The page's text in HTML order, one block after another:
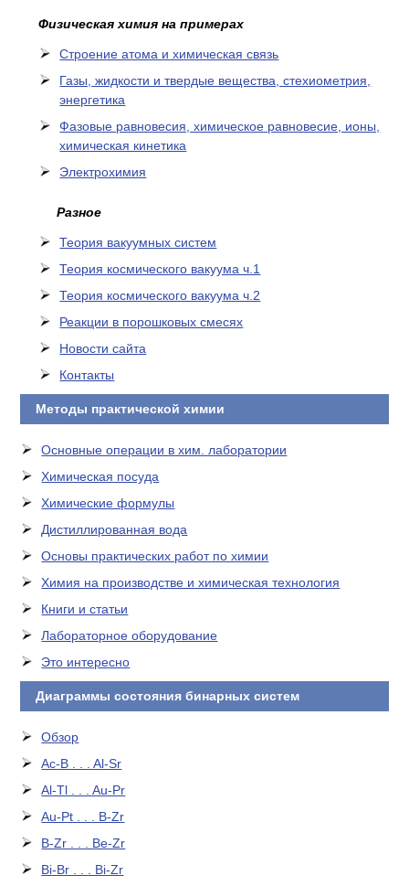
Физическая химия на примерах
Cтроение атома и химическая связь
Газы, жидкости и твердые вещества, стехиометрия,
энергетика
Фазовые равновесия, химическое равновесие, ионы,
химическая кинетика
Электрохимия
Разное
Теория вакуумных систем
Теория космического вакуума ч.1
Теория космического вакуума ч.2
Реакции в порошковых смесях
Новости сайта
Контакты
Методы практической химии
Основные операции в хим. лаборатории
Химическая посуда
Химические формулы
Дистиллированная вода
Основы практических работ по химии
Химия на производстве и химическая технология
Книги и статьи
Лабораторное оборудование
Это интересно
Диаграммы состояния бинарных систем
Обзор
Ac-B . . . Al-Sr
Al-Tl . . . Au-Pr
Au-Pt . . . B-Zr
B-Zr . . . Be-Zr
Bi-Br . . . Bi-Zr